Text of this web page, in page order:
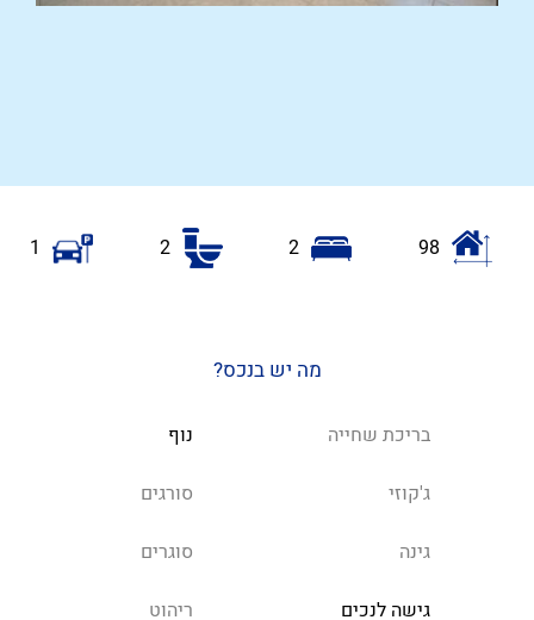
98
2
2
1
מה יש בנכס?
בריכת שחייה נוף
ג'קוזי סורגים
גינה סוגרים
גישה לנכים ריהוט